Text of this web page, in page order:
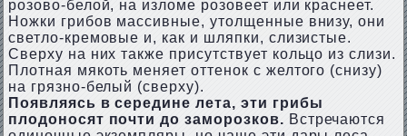
розово-белой, на изломе розовеет или краснеет.
Ножки грибов массивные, утолщенные внизу, они
светло-кремовые и, как и шляпки, слизистые.
Сверху на них также присутствует кольцо из слизи.
Плотная мякоть меняет оттенок с желтого (снизу)
на грязно-белый (сверху).
Появляясь в середине лета, эти грибы
плодоносят почти до заморозков. Встречаются